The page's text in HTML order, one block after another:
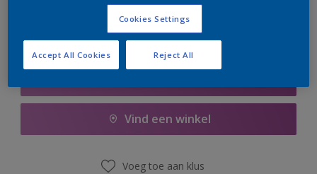
Vind een winkel
Voeg toe aan klus
Cookies Settings
Reject All
Accept All Cookies